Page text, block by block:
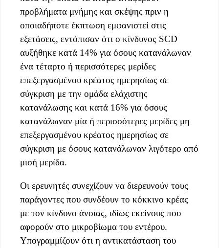
προβλήματα μνήμης και σκέψης πριν η
οποιαδήποτε έκπτωση εμφανιστεί στις
εξετάσεις, εντόπισαν ότι ο κίνδυνος SCD
αυξήθηκε κατά 14% για όσους κατανάλωναν
ένα τέταρτο ή περισσότερες μερίδες
επεξεργασμένου κρέατος ημερησίως σε
σύγκριση με την ομάδα ελάχιστης
κατανάλωσης και κατά 16% για όσους
κατανάλωναν μία ή περισσότερες μερίδες μη
επεξεργασμένου κρέατος ημερησίως σε
σύγκριση με όσους κατανάλωναν λιγότερο από
μισή μερίδα.
Οι ερευνητές συνεχίζουν να διερευνούν τους
παράγοντες που συνδέουν το κόκκινο κρέας
με τον κίνδυνο άνοιας, ιδίως εκείνους που
αφορούν στο μικροβίωμα του εντέρου.
Υπογραμμίζουν ότι η αντικατάσταση του